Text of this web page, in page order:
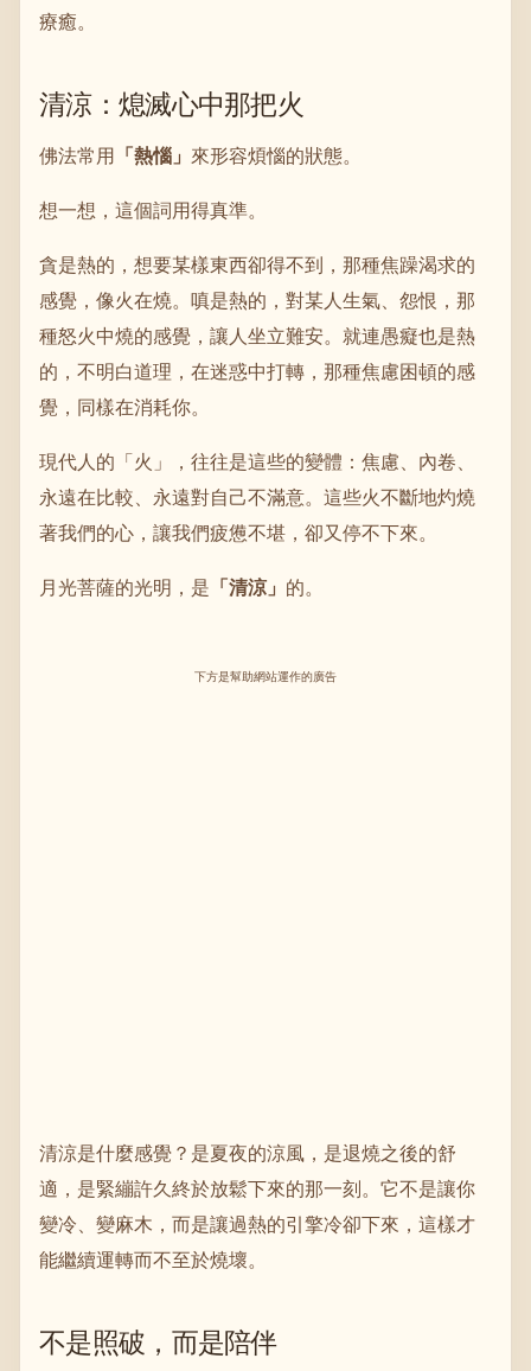
療癒。
清涼：熄滅心中那把火
佛法常用 「熱惱」 來形容煩惱的狀態。
想一想，這個詞用得真準。
貪是熱的，想要某樣東西卻得不到，那種焦躁渴求的
感覺，像火在燒。嗔是熱的，對某人生氣、怨恨，那
種怒火中燒的感覺，讓人坐立難安。就連愚癡也是熱
的，不明白道理，在迷惑中打轉，那種焦慮困頓的感
覺，同樣在消耗你。
現代人的「火」，往往是這些的變體：焦慮、內卷、
永遠在比較、永遠對自己不滿意。這些火不斷地灼燒
著我們的心，讓我們疲憊不堪，卻又停不下來。
月光菩薩的光明，是 「清涼」 的。
下方是幫助網站運作的廣告
清涼是什麼感覺？是夏夜的涼風，是退燒之後的舒
適，是緊繃許久終於放鬆下來的那一刻。它不是讓你
變冷、變麻木，而是讓過熱的引擎冷卻下來，這樣才
能繼續運轉而不至於燒壞。
不是照破，而是陪伴